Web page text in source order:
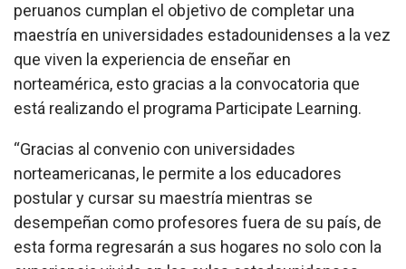
peruanos cumplan el objetivo de completar una
maestría en universidades estadounidenses a la vez
que viven la experiencia de enseñar en
norteamérica, esto gracias a la convocatoria que
está realizando el programa Participate Learning.
“Gracias al convenio con universidades
norteamericanas, le permite a los educadores
postular y cursar su maestría mientras se
desempeñan como profesores fuera de su país, de
esta forma regresarán a sus hogares no solo con la